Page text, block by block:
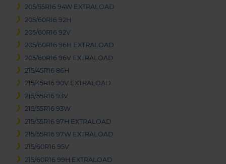
205/55R16 94W EXTRALOAD
205/60R16 92H
205/60R16 92V
205/60R16 96H EXTRALOAD
205/60R16 96V EXTRALOAD
215/45R16 86H
215/45R16 90V EXTRALOAD
215/55R16 93V
215/55R16 93W
215/55R16 97H EXTRALOAD
215/55R16 97W EXTRALOAD
215/60R16 95V
215/60R16 99H EXTRALOAD